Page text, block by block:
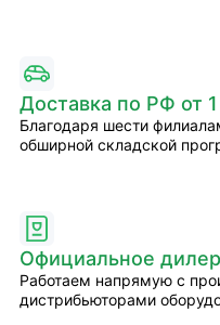
Доставка по РФ от
Благодаря шести
обширной складской
Официальное
Работаем напрямую с
дистрибьюторами